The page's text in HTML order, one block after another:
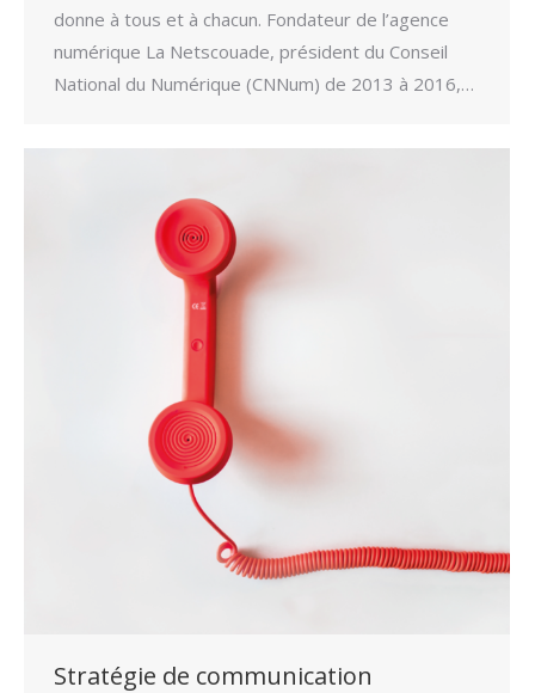
donne à tous et à chacun. Fondateur de l’agence
numérique La Netscouade, président du Conseil
National du Numérique (CNNum) de 2013 à 2016,…
Stratégie de communication